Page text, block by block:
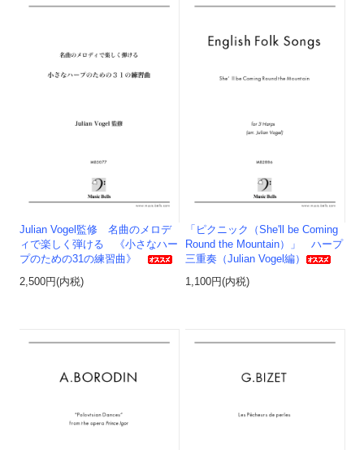
Julian Vogel監修 名曲のメロデ
ィで楽しく弾ける 《小さなハー
プのための31の練習曲》
2,500円(内税)
「ピクニック（She'll be Coming
Round the Mountain）」 ハープ
三重奏（Julian Vogel編）
1,100円(内税)